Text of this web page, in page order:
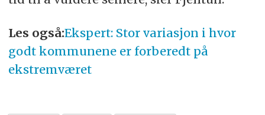
Les også:Ekspert: Stor variasjon i hvor
godt kommunene er forberedt på
ekstremværet